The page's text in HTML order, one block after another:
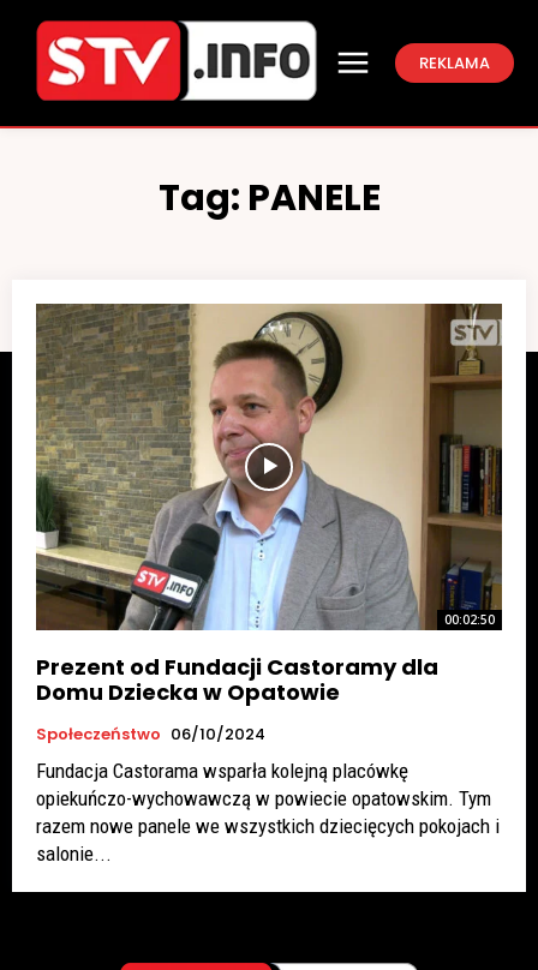
REKLAMA
Tag: PANELE
00:02:50
Prezent od Fundacji Castoramy dla
Domu Dziecka w Opatowie
Społeczeństwo 06/10/2024
Fundacja Castorama wsparła kolejną placówkę
opiekuńczo-wychowawczą w powiecie opatowskim. Tym
razem nowe panele we wszystkich dziecięcych pokojach i
salonie...